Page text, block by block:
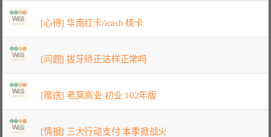
[心得] 华南红卡/icash 核卡
[问题] 拔牙矫正这样正常吗
[赠送] 老莫高业 初业 102年版
[情报] 三大行动支付 本季掀战火